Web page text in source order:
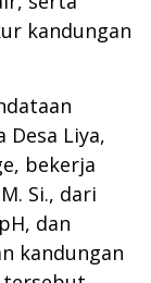
kandungan
Liya,
bekerja
Si., dari
dan
kandungan